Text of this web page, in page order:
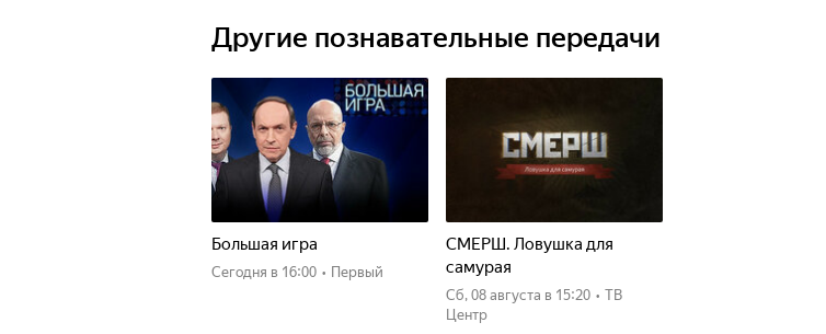
Другие познавательные передачи
Большая игра
Сегодня в 16:00 • Первый
СМЕРШ. Ловушка для
самурая
сб, 08 августа в 15:20 • ТВ
Центр